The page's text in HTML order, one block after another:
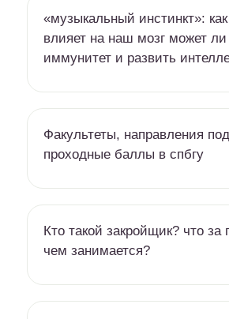
«музыкальный инстинкт»:
влияет на наш мозг может
иммунитет и развить
Факультеты, направления
проходные баллы в спбгу
Кто такой закройщик? что
чем занимается?